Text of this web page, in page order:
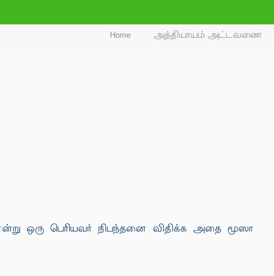
Home அத்தியாயம் அட்டவணை
ஒரு பெரியவர் நிபந்தனை விதிக்க அதை மூஸா